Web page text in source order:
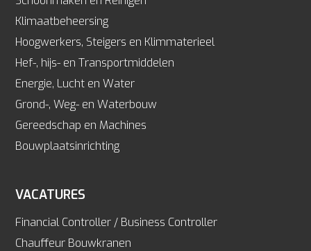
VACATURES
Financial Controller / Business Controller
Chauffeur Bouwkranen
Klimaatbeheersing
Hoogwerkers, Steigers en Klimmaterieel
Hef-, hijs- en Transportmiddelen
Energie, Lucht en Water
Grond-, Weg- en Waterbouw
Gereedschap en Machines
Bouwplaatsinrichting